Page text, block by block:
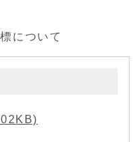
について